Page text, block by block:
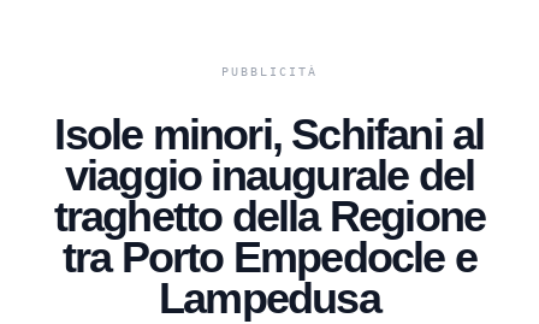
Isole minori, Schifani al
viaggio inaugurale del
traghetto della Regione
tra Porto Empedocle e
Lampedusa